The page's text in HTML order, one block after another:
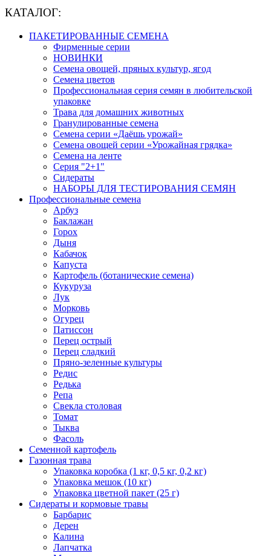
КАТАЛОГ:
ПАКЕТИРОВАННЫЕ СЕМЕНА
Фирменные серии
НОВИНКИ
Семена овощей, пряных культур, ягод
Семена цветов
Профессиональная серия семян в любительской
упаковке
Трава для домашних животных
Гранулированные семена
Семена серии «Даёшь урожай»
Семена овощей серии «Урожайная грядка»
Семена на ленте
Серия "2+1"
Сидераты
НАБОРЫ ДЛЯ ТЕСТИРОВАНИЯ СЕМЯН
Профессиональные семена
Арбуз
Баклажан
Горох
Дыня
Кабачок
Капуста
Картофель (ботанические семена)
Кукуруза
Лук
Морковь
Огурец
Патиссон
Перец острый
Перец сладкий
Пряно-зеленные культуры
Редис
Редька
Репа
Свекла столовая
Томат
Тыква
Фасоль
Семенной картофель
Газонная трава
Упаковка коробка (1 кг, 0,5 кг, 0,2 кг)
Упаковка мешок (10 кг)
Упаковка цветной пакет (25 г)
Сидераты и кормовые травы
Барбарис
Дерен
Калина
Лапчатка